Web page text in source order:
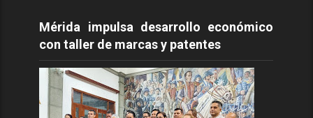
Mérida impulsa desarrollo económico
con taller de marcas y patentes